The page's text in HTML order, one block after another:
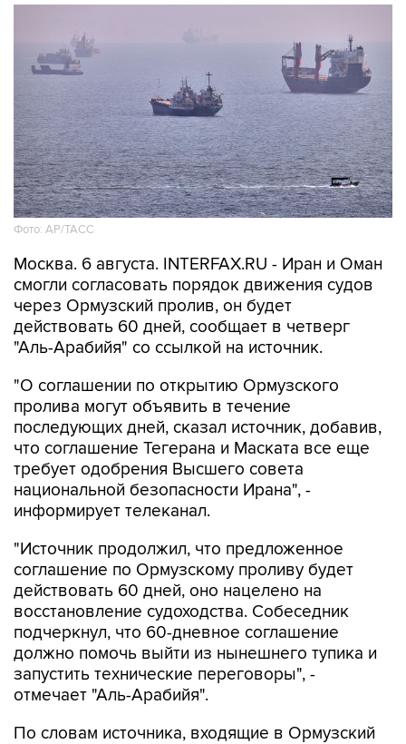
Фото: AP/ТАСС
Москва. 6 августа. INTERFAX.RU - Иран и Оман
смогли согласовать порядок движения судов
через Ормузский пролив, он будет
действовать 60 дней, сообщает в четверг
"Аль-Арабийя" со ссылкой на источник.
"О соглашении по открытию Ормузского
пролива могут объявить в течение
последующих дней, сказал источник, добавив,
что соглашение Тегерана и Маската все еще
требует одобрения Высшего совета
национальной безопасности Ирана", -
информирует телеканал.
"Источник продолжил, что предложенное
соглашение по Ормузскому проливу будет
действовать 60 дней, оно нацелено на
восстановление судоходства. Собеседник
подчеркнул, что 60-дневное соглашение
должно помочь выйти из нынешнего тупика и
запустить технические переговоры", -
отмечает "Аль-Арабийя".
По словам источника, входящие в Ормузский